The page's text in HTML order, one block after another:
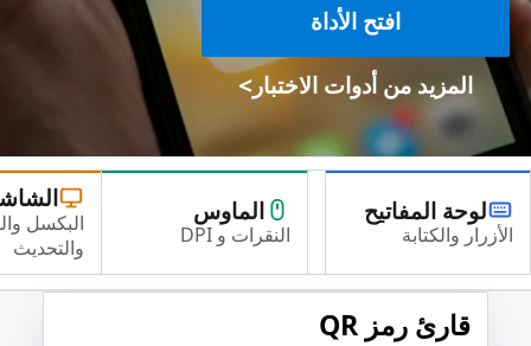
افتح الأداة
المزيد من أدوات الاختبار>
لوحة المفاتيح
الأزرار والكتابة
الماوس
النقرات و DPI
البكسل
والتحديث
قارئ رمز QR